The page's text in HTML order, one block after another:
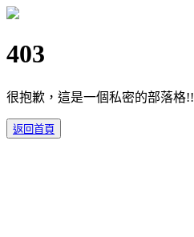
403
很抱歉，這是一個私密的部落格!!
返回首頁